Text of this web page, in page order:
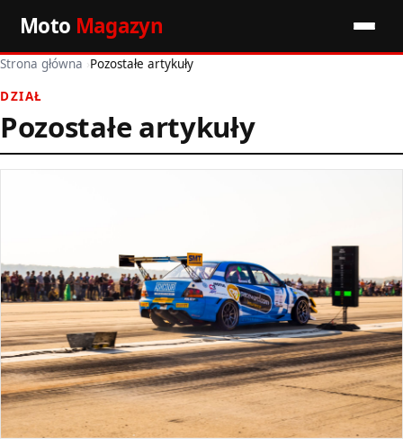
Moto Magazyn
Start
Wiadomości
Pozostałe artykuły
Strona główna ›Pozostałe artykuły
DZIAŁ
Pozostałe artykuły